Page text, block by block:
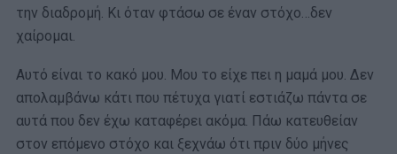
την διαδρομή. Κι όταν φτάσω σε έναν στόχο…δεν
χαίρομαι.
Αυτό είναι το κακό μου. Μου το είχε πει η μαμά μου. Δεν
απολαμβάνω κάτι που πέτυχα γιατί εστιάζω πάντα σε
αυτά που δεν έχω καταφέρει ακόμα. Πάω κατευθείαν
στον επόμενο στόχο και ξεχνάω ότι πριν δύο μήνες